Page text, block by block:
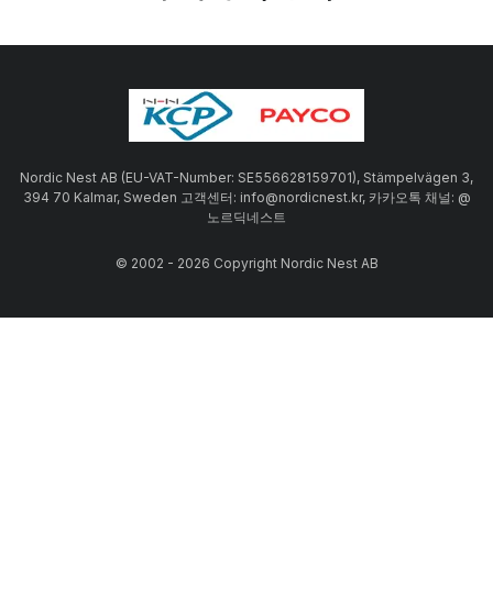
Nordic Nest AB (EU-VAT-Number: SE556628159701), Stämpelvägen 3,
394 70 Kalmar, Sweden 고객센터: info@nordicnest.kr, 카카오톡 채널: @
노르딕네스트
© 2002 - 2026 Copyright Nordic Nest AB